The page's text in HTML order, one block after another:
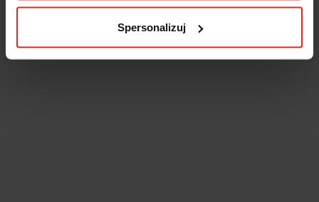
Spersonalizuj